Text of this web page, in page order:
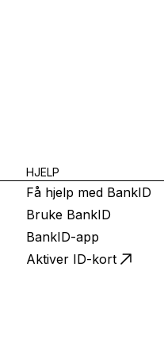
HJELP
Få hjelp med BankID
Bruke BankID
BankID-app
Aktiver ID-kort